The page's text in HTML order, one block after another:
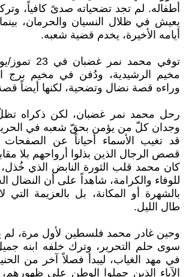
أطفاله. لم تجد تضحياته صدىً كافياً،
يعيش في ظلال النسيان والحرمان،
أيامه الأخيرة، يخدم قضية شعبه.
مخيم الرشيدية، ودُفن في مخيم برج
وراءه قصة نضال وتضحية، لكنها أيضاً
رحل محمد نمر غضبان، لكن ذكراه
وجدان كلّ من يؤمن بحقّ شعبه في
قد تغيب الأسماء أحياناً عن الصفحات
قصص الرجال الذين بذلوا أرواحهم بلا
كان محمد قلب الثورة النابض الذي
للوفاء والكرامة، شاهداً على أن النضال
بالشهرة أو المكانة، بل بالعزيمة التي
طال الليل.
وحين غادر محمد فلسطين لأول مرة،
سوى حلم التحرير، وترك خلفه ابنه
في مهد الغياب، ليبدأ فصلاً آخر من
الآباء الذين حملوا الوطن على ظهورهم،